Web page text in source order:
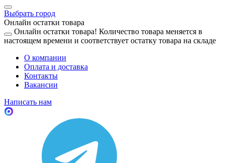
Выбрать город
Онлайн остатки товара
Онлайн остатки товара! Количество товара меняется в
настоящем времени и соответствует остатку товара на складе
О компании
Оплата и доставка
Контакты
Вакансии
Написать нам